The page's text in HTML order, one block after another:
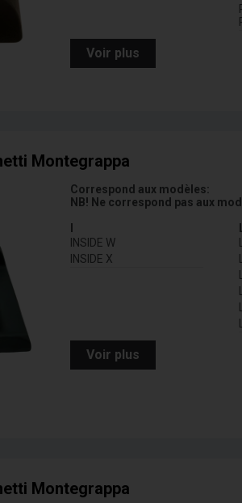
Voir plus
Montegrappa
Correspond aux modèles:
NB! Ne correspond pas aux
INSIDE W
INSIDE X
Voir plus
Montegrappa